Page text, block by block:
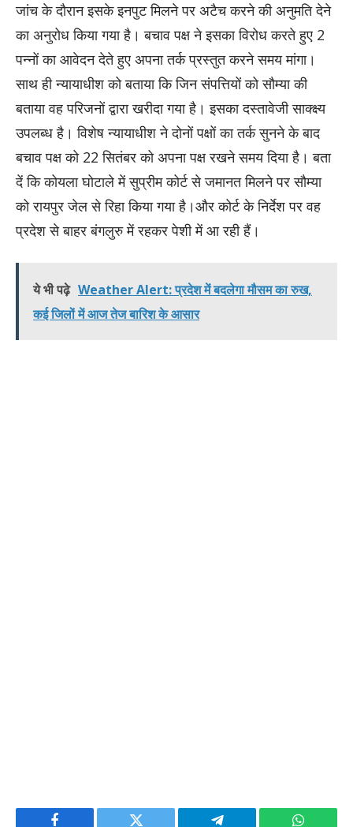
जांच के दौरान इसके इनपुट मिलने पर अटैच करने की अनुमति देने
का अनुरोध किया गया है। बचाव पक्ष ने इसका विरोध करते हुए 2
पन्नों का आवेदन देते हुए अपना तर्क प्रस्तुत करने समय मांगा।
साथ ही न्यायाधीश को बताया कि जिन संपत्तियों को सौम्या की
बताया वह परिजनों द्वारा खरीदा गया है। इसका दस्तावेजी साक्क्ष्य
उपलब्ध है। विशेष न्यायाधीश ने दोनों पक्षों का तर्क सुनने के बाद
बचाव पक्ष को 22 सितंबर को अपना पक्ष रखने समय दिया है। बता
दें कि कोयला घोटाले में सुप्रीम कोर्ट से जमानत मिलने पर सौम्या
को रायपुर जेल से रिहा किया गया है।और कोर्ट के निर्देश पर वह
प्रदेश से बाहर बंगलुरु में रहकर पेशी में आ रही हैं।
ये भी पढ़े Weather Alert: प्रदेश में बदलेगा मौसम का रुख,
कई जिलों में आज तेज बारिश के आसार